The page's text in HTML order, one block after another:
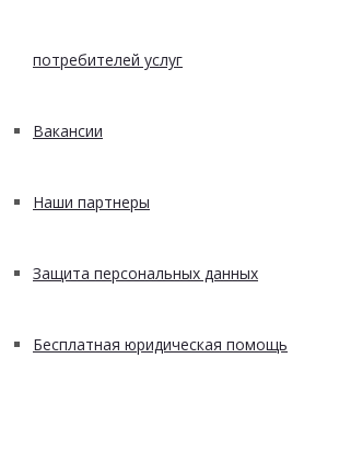
потребителей услуг
Вакансии
Наши партнеры
Защита персональных данных
Бесплатная юридическая помощь